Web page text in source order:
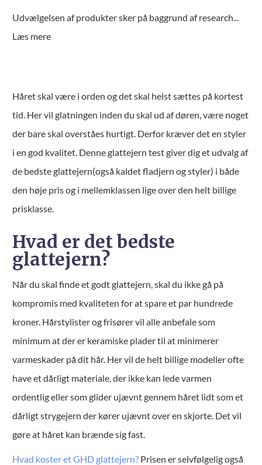
Udvælgelsen af produkter sker på baggrund af research...
Læs mere
Håret skal være i orden og det skal helst sættes på kortest
tid. Her vil glatningen inden du skal ud af døren, være noget
der bare skal overståes hurtigt. Derfor kræver det en styler
i en god kvalitet. Denne glattejern test giver dig et udvalg af
de bedste glattejern(også kaldet fladjern og styler) i både
den høje pris og i mellemklassen lige over den helt billige
prisklasse.
Hvad er det bedste
glattejern?
Når du skal finde et godt glattejern, skal du ikke gå på
kompromis med kvaliteten for at spare et par hundrede
kroner. Hårstylister og frisører vil alle anbefale som
minimum at der er keramiske plader til at minimerer
varmeskader på dit hår. Her vil de helt billige modeller ofte
have et dårligt materiale, der ikke kan lede varmen
ordentlig eller som glider ujævnt gennem håret lidt som et
dårligt strygejern der kører ujævnt over en skjorte. Det vil
gøre at håret kan brænde sig fast.
Hvad koster et GHD glattejern? Prisen er selvfølgelig også